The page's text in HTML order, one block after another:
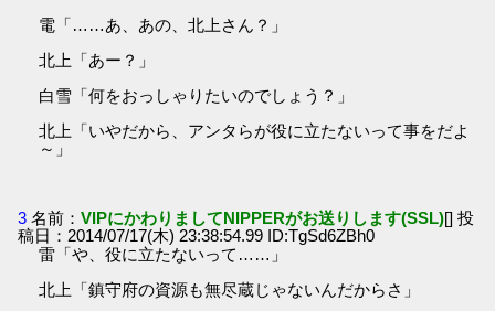
電「……あ、あの、北上さん？」
北上「あー？」
白雪「何をおっしゃりたいのでしょう？」
北上「いやだから、アンタらが役に立たないって事をだよ
～」
3 名前：VIPにかわりましてNIPPERがお送りします(SSL)[] 投
稿日：2014/07/17(木) 23:38:54.99 ID:TgSd6ZBh0
雷「や、役に立たないって……」
北上「鎮守府の資源も無尽蔵じゃないんだからさ」